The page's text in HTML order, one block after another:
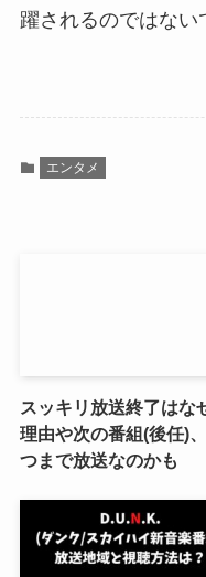
躍されるのではない
エンタメ
スッキリ放送終了はな
理由や次の番組(後任)
つまで放送なのかも